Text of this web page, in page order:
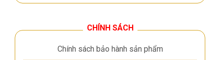
CHÍNH SÁCH
Chính sách bảo hành sản phẩm